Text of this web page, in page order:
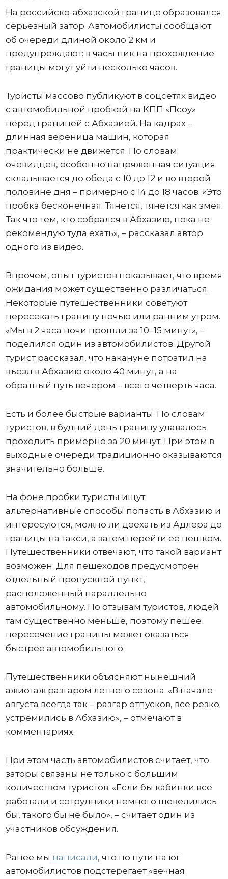
На российско-абхазской границе образовался
серьезный затор. Автомобилисты сообщают
об очереди длиной около 2 км и
предупреждают: в часы пик на прохождение
границы могут уйти несколько часов.
Туристы массово публикуют в соцсетях видео
с автомобильной пробкой на КПП «Псоу»
перед границей с Абхазией. На кадрах –
длинная вереница машин, которая
практически не движется. По словам
очевидцев, особенно напряженная ситуация
складывается до обеда с 10 до 12 и во второй
половине дня – примерно с 14 до 18 часов. «Это
пробка бесконечная. Тянется, тянется как змея.
Так что тем, кто собрался в Абхазию, пока не
рекомендую туда ехать», – рассказал автор
одного из видео.
Впрочем, опыт туристов показывает, что время
ожидания может существенно различаться.
Некоторые путешественники советуют
пересекать границу ночью или ранним утром.
«Мы в 2 часа ночи прошли за 10–15 минут», –
поделился один из автомобилистов. Другой
турист рассказал, что накануне потратил на
въезд в Абхазию около 40 минут, а на
обратный путь вечером – всего четверть часа.
Есть и более быстрые варианты. По словам
туристов, в будний день границу удавалось
проходить примерно за 20 минут. При этом в
выходные очереди традиционно оказываются
значительно больше.
На фоне пробки туристы ищут
альтернативные способы попасть в Абхазию и
интересуются, можно ли доехать из Адлера до
границы на такси, а затем перейти ее пешком.
Путешественники отвечают, что такой вариант
возможен. Для пешеходов предусмотрен
отдельный пропускной пункт,
расположенный параллельно
автомобильному. По отзывам туристов, людей
там существенно меньше, поэтому пешее
пересечение границы может оказаться
быстрее автомобильного.
Путешественники объясняют нынешний
ажиотаж разгаром летнего сезона. «В начале
августа всегда так – разгар отпусков, все резко
устремились в Абхазию», – отмечают в
комментариях.
При этом часть автомобилистов считает, что
заторы связаны не только с большим
количеством туристов. «Если бы кабинки все
работали и сотрудники немного шевелились
бы, такого бы не было», – считает один из
участников обсуждения.
Ранее мы написали, что по пути на юг
автомобилистов подстерегает «вечная